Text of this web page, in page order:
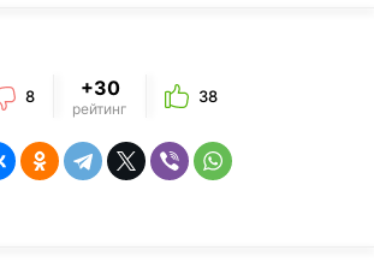
8 +30
рейтинг
38